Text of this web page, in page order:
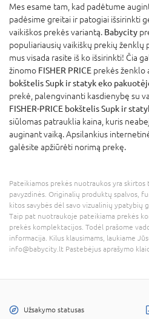
Mes esame tam, kad padėtume
padėsime greitai ir patogiai išsirinkti
vaikiškos prekės variantą. Babycity
populiariausių vaikiškų prekių ženklų
mus visada rasite iš ko išsirinkti! Čia
žinomo FISHER PRICE prekės ženklo
bokštelis Supk ir statyk eko
prekė, palengvinanti kasdienybę su
FISHER-PRICE bokštelis Supk ir
siūlomas patrauklia kaina, kuris
auginant vaiką. Apsilankius
galėsite apžiūrėti norimą prekę.
Pateikiamos prekės nuotraukos yra
pavyzdinės. Originalių produktų spalvos,
kitos savybės dėl savo vizualinių
Taip pat nuotraukoje pateikiama prekės
prekės komplektacijos. Todėl prašome
informacija. Kilus klausimams, laukiame
info@babycity.lt Pastebėjus aprašymo
Užsakymo statusas